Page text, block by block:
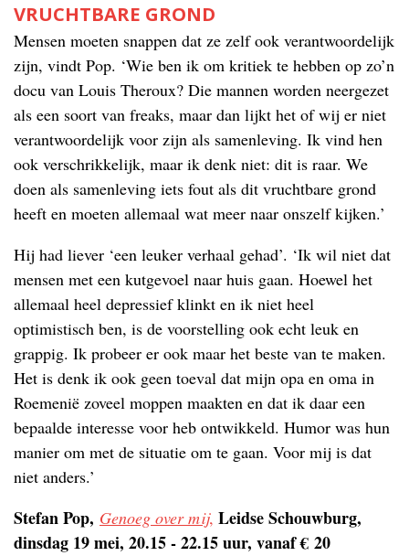
VRUCHTBARE GROND
Mensen moeten snappen dat ze zelf ook verantwoordelijk
zijn, vindt Pop. ‘Wie ben ik om kritiek te hebben op zo’n
docu van Louis Theroux? Die mannen worden neergezet
als een soort van freaks, maar dan lijkt het of wij er niet
verantwoordelijk voor zijn als samenleving. Ik vind hen
ook verschrikkelijk, maar ik denk niet: dit is raar. We
doen als samenleving iets fout als dit vruchtbare grond
heeft en moeten allemaal wat meer naar onszelf kijken.’
Hij had liever ‘een leuker verhaal gehad’. ‘Ik wil niet dat
mensen met een kutgevoel naar huis gaan. Hoewel het
allemaal heel depressief klinkt en ik niet heel
optimistisch ben, is de voorstelling ook echt leuk en
grappig. Ik probeer er ook maar het beste van te maken.
Het is denk ik ook geen toeval dat mijn opa en oma in
Roemenië zoveel moppen maakten en dat ik daar een
bepaalde interesse voor heb ontwikkeld. Humor was hun
manier om met de situatie om te gaan. Voor mij is dat
niet anders.’
Stefan Pop, Genoeg over mij, Leidse Schouwburg,
dinsdag 19 mei, 20.15 - 22.15 uur, vanaf € 20